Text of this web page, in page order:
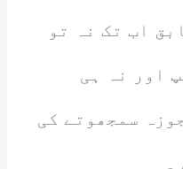
اب تک نہ تو
اور نہ ہی
سمجھوتے کی
۔